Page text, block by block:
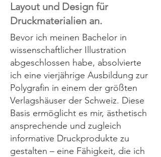
Layout und Design für
Druckmaterialien an.
Bevor ich meinen Bachelor in
wissenschaftlicher Illustration
abgeschlossen habe, absolvierte
ich eine vierjährige Ausbildung zur
Polygrafin in einem der größten
Verlagshäuser der Schweiz. Diese
Basis ermöglicht es mir, ästhetisch
ansprechende und zugleich
informative Druckprodukte zu
gestalten – eine Fähigkeit, die ich